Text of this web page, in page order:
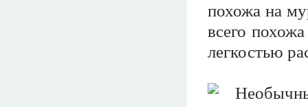
похожа на
всего
легкостью